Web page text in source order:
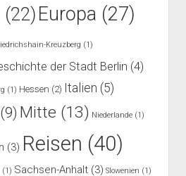
(22) Europa (27)
Kreuzberg (1)
der Stadt Berlin (4)
(1) Hessen (2) Italien (5)
Mitte (13) Niederlande(1)
(3) Reisen (40)
(1) Sachsen-Anhalt(3) Slowenien (1)